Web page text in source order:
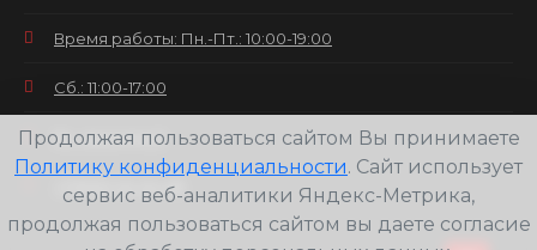
Время работы: Пн.-Пт.: 10:00-19:00
Сб.: 11:00-17:00
Вс.: выходной
+7(8152) 25-30-58
Продолжая пользоваться сайтом Вы принимаете
Политику конфиденциальности. Сайт использует
сервис веб-аналитики Яндекс-Метрика,
продолжая пользоваться сайтом вы даете согласие